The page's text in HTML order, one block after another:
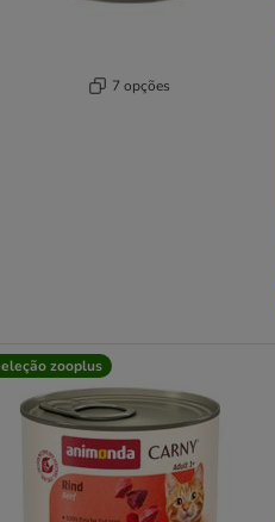
7 opções
zooplus